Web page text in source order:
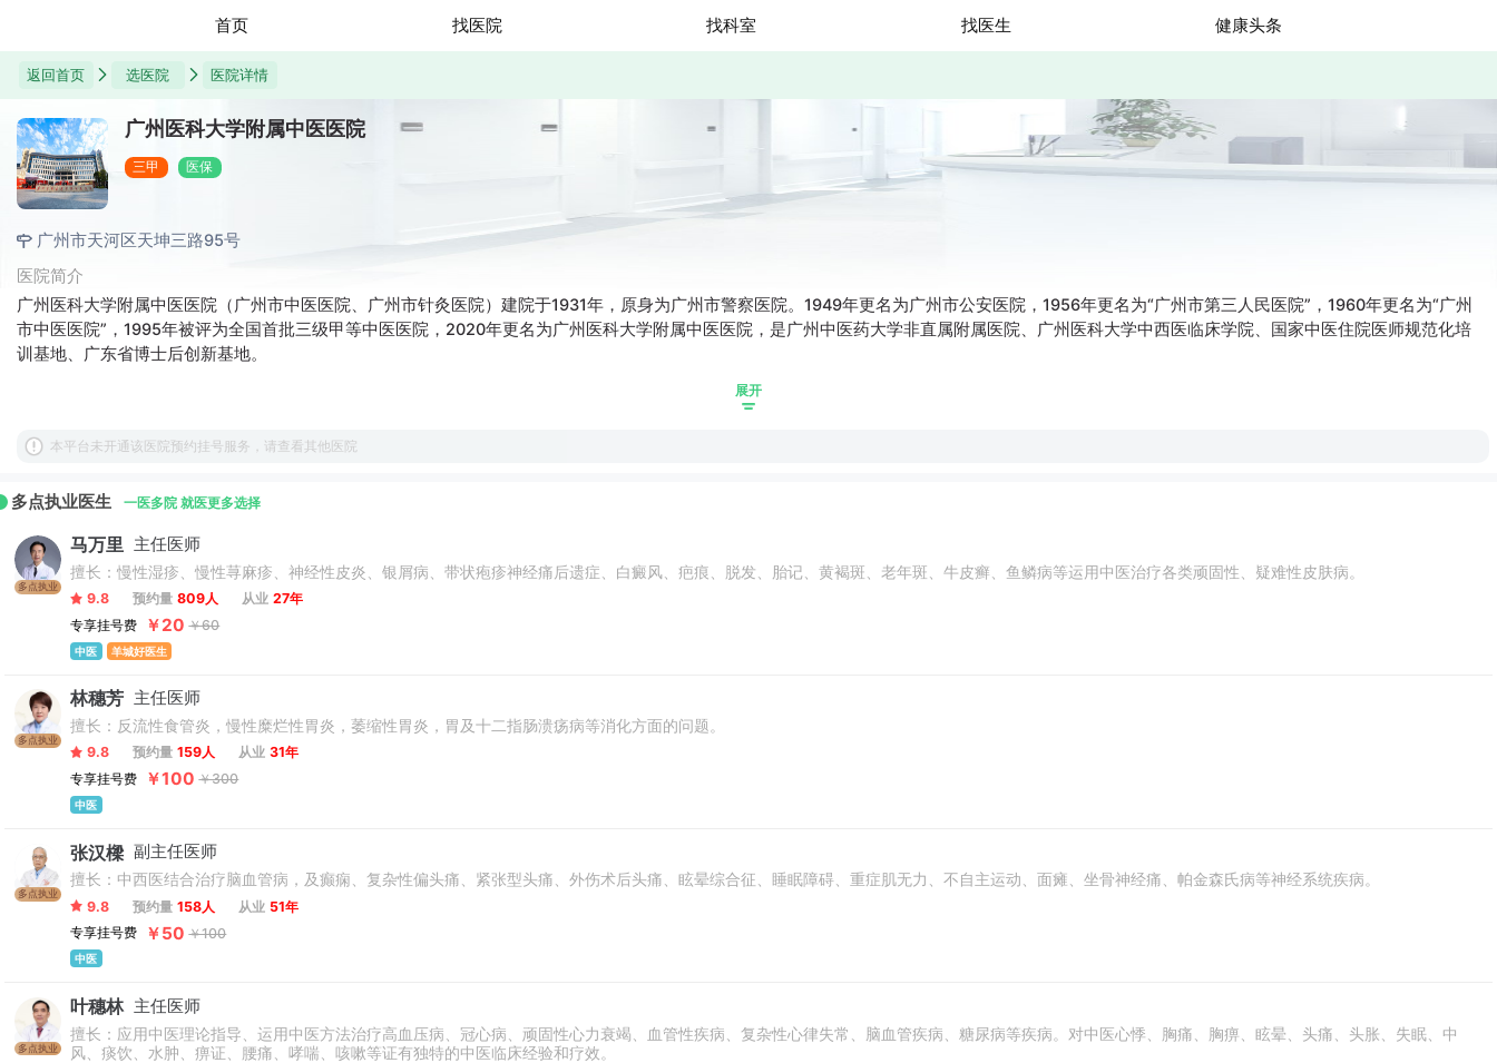
首页 找医院 找科室 找医生 健康头条
返回首页 选医院 医院详情
广州医科大学附属中医医院
三甲 医保
广州市天河区天坤三路95号
医院简介
广州医科大学附属中医医院（广州市中医医院、广州市针灸医院）建院于1931年，原身为广州市警察医院。1949年更名为广州市公安医院，1956年更名为“广州市第三人民医院”，1960年更名为“广州
市中医医院”，1995年被评为全国首批三级甲等中医医院，2020年更名为广州医科大学附属中医医院，是广州中医药大学非直属附属医院、广州医科大学中西医临床学院、国家中医住院医师规范化培
训基地、广东省博士后创新基地。
展开
本平台未开通该医院预约挂号服务，请查看其他医院
多点执业医生 一医多院 就医更多选择
多点执业
马万里 主任医师
擅长：慢性湿疹、慢性荨麻疹、神经性皮炎、银屑病、带状疱疹神经痛后遗症、白癜风、疤痕、脱发、胎记、黄褐斑、老年斑、牛皮癣、鱼鳞病等运用中医治疗各类顽固性、疑难性皮肤病。
9.8 预约量 809人 从业 27年
专享挂号费
￥20 ￥60
中医 羊城好医生
多点执业
林穗芳 主任医师
擅长：反流性食管炎，慢性糜烂性胃炎，萎缩性胃炎，胃及十二指肠溃疡病等消化方面的问题。
9.8 预约量 159人 从业 31年
专享挂号费
￥100 ￥300
中医
多点执业
张汉樑 副主任医师
擅长：中西医结合治疗脑血管病，及癫痫、复杂性偏头痛、紧张型头痛、外伤术后头痛、眩晕综合征、睡眠障碍、重症肌无力、不自主运动、面瘫、坐骨神经痛、帕金森氏病等神经系统疾病。
9.8 预约量 158人 从业 51年
专享挂号费
￥50 ￥100
中医
多点执业
叶穗林 主任医师
擅长：应用中医理论指导、运用中医方法治疗高血压病、冠心病、顽固性心力衰竭、血管性疾病、复杂性心律失常、脑血管疾病、糖尿病等疾病。对中医心悸、胸痛、胸痹、眩晕、头痛、头胀、失眠、中
风、痰饮、水肿、痹证、腰痛、哮喘、咳嗽等证有独特的中医临床经验和疗效。